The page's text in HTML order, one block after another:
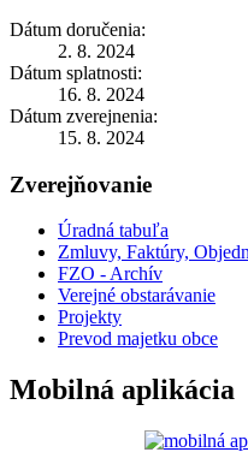
Dátum doručenia:
2. 8. 2024
Dátum splatnosti:
16. 8. 2024
Dátum zverejnenia:
15. 8. 2024
Zverejňovanie
Úradná tabuľa
Zmluvy, Faktúry,
FZO - Archív
Verejné obstarávanie
Projekty
Prevod majetku obce
Mobilná aplikácia